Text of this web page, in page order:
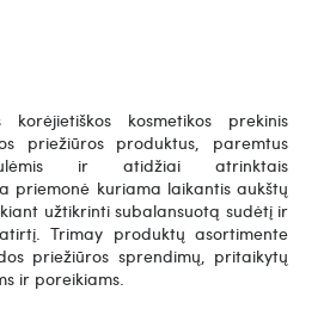
kosmetikos prekinis
priežiūros produktus, paremtus
ir atidžiai atrinktais
priemonė kuriama laikantis aukštų
užtikrinti subalansuotą sudėtį ir
Trimay produktų asortimente
priežiūros sprendimų, pritaikytų
ir poreikiams.